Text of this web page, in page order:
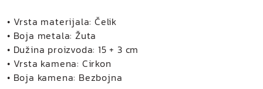
i
a
n
a
r
• Vrsta materijala: Čelik
• Boja metala: Žuta
• Dužina proizvoda: 15 + 3 cm
• Vrsta kamena: Cirkon
• Boja kamena: Bezbojna